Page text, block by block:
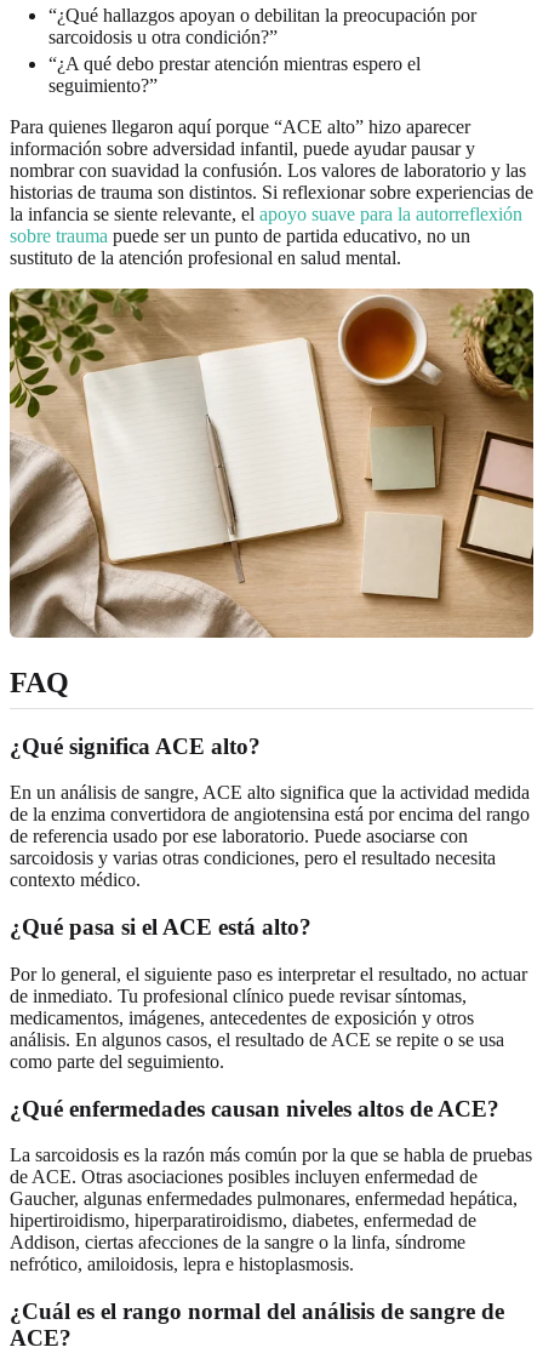
“¿Qué hallazgos apoyan o debilitan la preocupación por
sarcoidosis u otra condición?”
“¿A qué debo prestar atención mientras espero el
seguimiento?”
Para quienes llegaron aquí porque “ACE alto” hizo aparecer
información sobre adversidad infantil, puede ayudar pausar y
nombrar con suavidad la confusión. Los valores de laboratorio y las
historias de trauma son distintos. Si reflexionar sobre experiencias de
la infancia se siente relevante, el apoyo suave para la autorreflexión
sobre trauma puede ser un punto de partida educativo, no un
sustituto de la atención profesional en salud mental.
FAQ
¿Qué significa ACE alto?
En un análisis de sangre, ACE alto significa que la actividad medida
de la enzima convertidora de angiotensina está por encima del rango
de referencia usado por ese laboratorio. Puede asociarse con
sarcoidosis y varias otras condiciones, pero el resultado necesita
contexto médico.
¿Qué pasa si el ACE está alto?
Por lo general, el siguiente paso es interpretar el resultado, no actuar
de inmediato. Tu profesional clínico puede revisar síntomas,
medicamentos, imágenes, antecedentes de exposición y otros
análisis. En algunos casos, el resultado de ACE se repite o se usa
como parte del seguimiento.
¿Qué enfermedades causan niveles altos de ACE?
La sarcoidosis es la razón más común por la que se habla de pruebas
de ACE. Otras asociaciones posibles incluyen enfermedad de
Gaucher, algunas enfermedades pulmonares, enfermedad hepática,
hipertiroidismo, hiperparatiroidismo, diabetes, enfermedad de
Addison, ciertas afecciones de la sangre o la linfa, síndrome
nefrótico, amiloidosis, lepra e histoplasmosis.
¿Cuál es el rango normal del análisis de sangre de
ACE?